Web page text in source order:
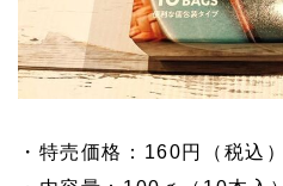
・特売価格：160円（税込）